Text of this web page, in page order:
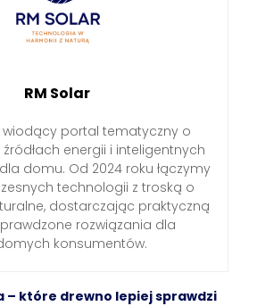
RM Solar
portal tematyczny o
energii i inteligentnych
domu. Od 2024 roku łączymy
technologii z troską o
dostarczając praktyczną
rozwiązania dla
konsumentów.
– które drewno lepiej sprawdzi